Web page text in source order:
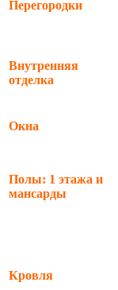
Перегородки
Внутренняя
отделка
Окна
Полы: 1 этажа и
мансарды
Кровля